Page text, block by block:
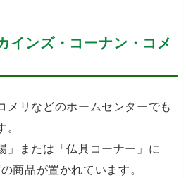
インズ・コーナン・コメ
メリなどのホームセンターでも
」または「仏具コーナー」に
商品が置かれています。